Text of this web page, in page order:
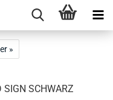
»
SIGN SCHWARZ